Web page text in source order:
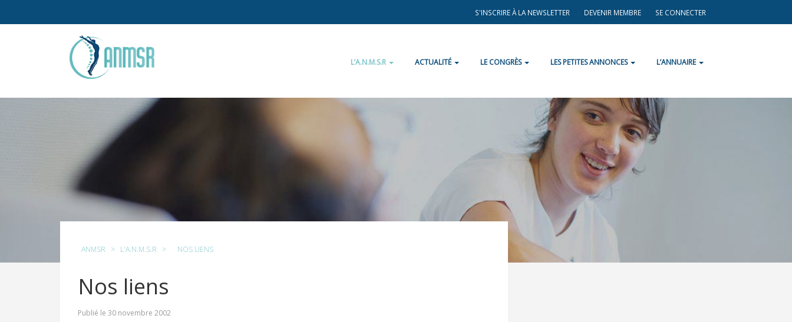
S'INSCRIRE À LA NEWSLETTER DEVENIR MEMBRE SE CONNECTER
L’A.N.M.S.R ACTUALITÉ LE CONGRÈS LES PETITES ANNONCES L’ANNUAIRE
ANMSR > L'A.N.M.S.R > NOS LIENS
Nos liens
Publié le 30 novembre 2002